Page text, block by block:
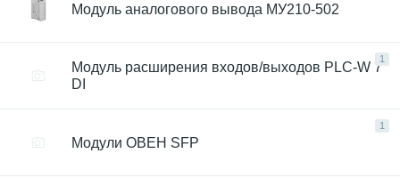
Модуль аналогового вывода МУ210-502
1
Модуль расширения входов/выходов PLC-W 7
DI
1
Модули ОВЕН SFP